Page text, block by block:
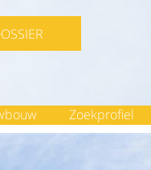
Zoekprofiel